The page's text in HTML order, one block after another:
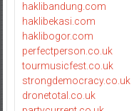
haklibandung.com
haklibekasi.com
haklibogor.com
perfectperson.co.uk
tourmusicfest.co.uk
strongdemocracy.co.uk
dronetotal.co.uk